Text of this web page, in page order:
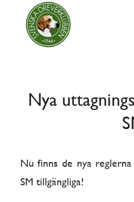
Nya
Nu finns de nya
SM tillgängliga!